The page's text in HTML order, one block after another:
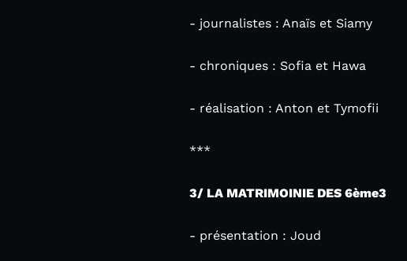
- journalistes : Anaïs et Siamy
- chroniques : Sofia et Hawa
- réalisation : Anton et Tymofii
***
3/ LA MATRIMOINIE DES 6ème3
- présentation : Joud